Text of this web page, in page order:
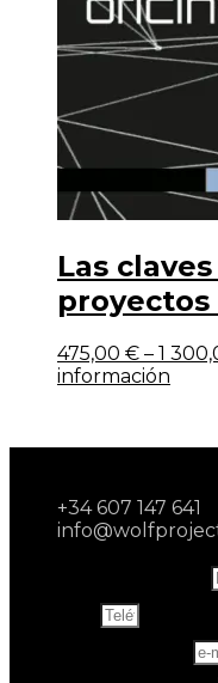
Las
proyectos
475,00 € – 1
información
+34 607 147 641